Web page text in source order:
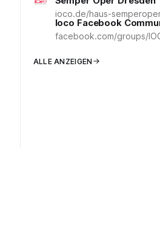
ioco.de/haus-
Ioco Facebook
ALLE ANZEIGEN